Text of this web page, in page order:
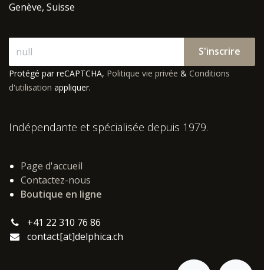
Genève, Suisse
S'inscrire
Protégé par reCAPTCHA, Politique vie privée & Conditions
d'utilisation appliquer.
Indépendante et spécialisée depuis 1979.
Page d'accueil
Contactez-nous
Boutique en ligne
+41 22 310 76 86
contact[at]delphica.ch